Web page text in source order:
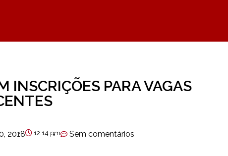
INSCRIÇÕES PARA VAGAS
2018 12:14 pm Sem comentários